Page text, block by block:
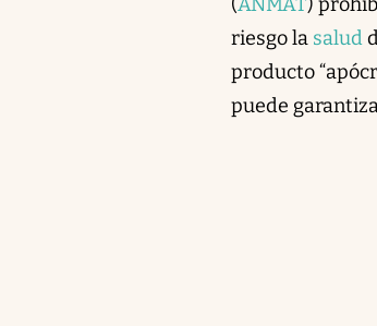
riesgo la salud
producto
puede